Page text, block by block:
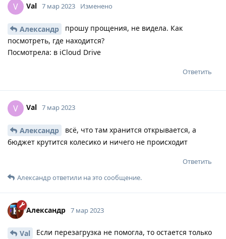
V Val 7 мар 2023 Изменено
Александр
прошу прощения, не видела. Как
посмотреть, где находится?
Посмотрела: в iCloud Drive
Ответить
V Val 7 мар 2023
Александр
всё, что там хранится открывается, а
бюджет крутится колесико и ничего не происходит
Ответить
Александрответили на это сообщение.
Александр 7 мар 2023
Val
Если перезагрузка не помогла, то остается только